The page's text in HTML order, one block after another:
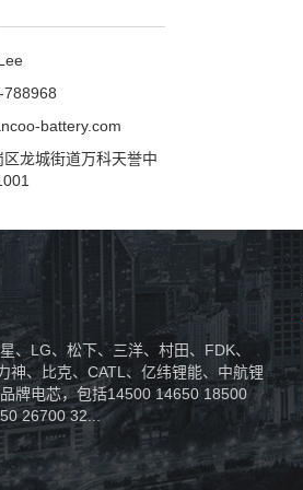
788968
battery.com
龙城街道万科天誉中
、LG、松下、三洋、村田、FDK、
神、比克、CATL、亿纬锂能、中航锂
牌电芯，包括14500 14650 18500
26700 32...